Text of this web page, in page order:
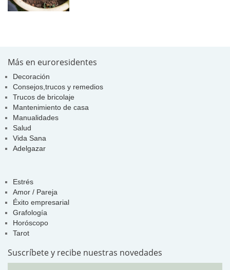
Más en euroresidentes
Decoración
Consejos,trucos y remedios
Trucos de bricolaje
Mantenimiento de casa
Manualidades
Salud
Vida Sana
Adelgazar
Estrés
Amor / Pareja
Éxito empresarial
Grafología
Horóscopo
Tarot
Suscríbete y recibe nuestras novedades